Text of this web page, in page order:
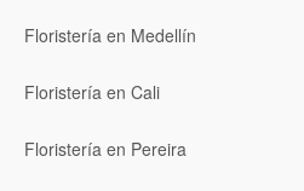
Floristería en Medellín
Floristería en Cali
Floristería en Pereira